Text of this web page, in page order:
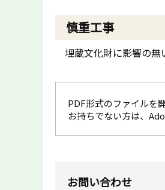
慎重工事
埋蔵文化財に影響の無
PDF形式のファイルを
お持ちでない方は、
お問い合わせ